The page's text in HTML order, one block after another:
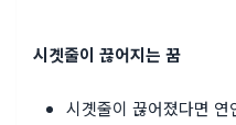
시곗줄이 끊어지는 꿈
시곗줄이 끊어졌다면